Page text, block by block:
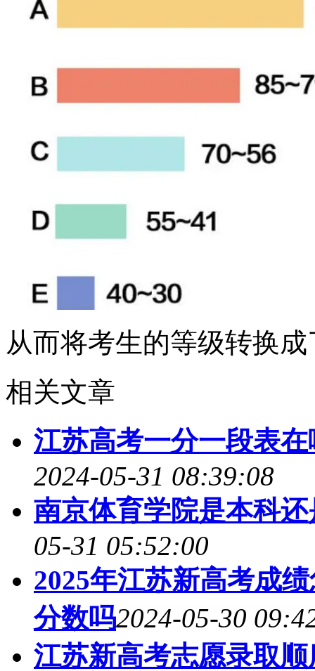
从而将考生的等级转换
相关文章
江苏高考一分一段表
2024-05-31 08:39:08
南京体育学院是本科
05-31 05:52:00
2025年江苏新高考成
分数吗2024-05-30
江苏新高考志愿录取